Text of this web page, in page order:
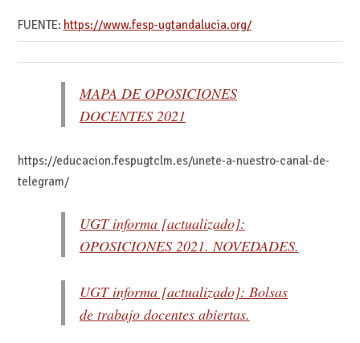
FUENTE: https://www.fesp-ugtandalucia.org/
MAPA DE OPOSICIONES
DOCENTES 2021
https://educacion.fespugtclm.es/unete-a-nuestro-canal-de-
telegram/
UGT informa [actualizado]:
OPOSICIONES 2021. NOVEDADES.
UGT informa [actualizado]: Bolsas
de trabajo docentes abiertas.